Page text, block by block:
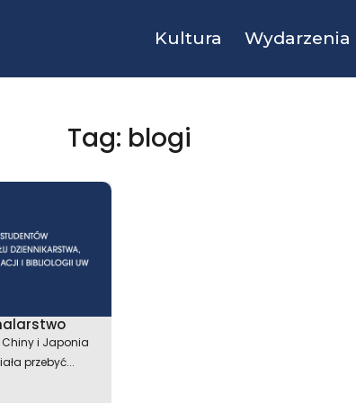
Kultura Wydarzenia
Tag: blogi
i Japonia
przebyć...